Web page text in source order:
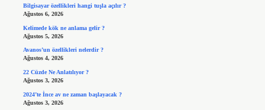
Bilgisayar özellikleri hangi tuşla açılır ?
Ağustos 6, 2026
Kelimede kök ne anlama gelir ?
Ağustos 5, 2026
Avanos’un özellikleri nelerdir ?
Ağustos 4, 2026
22 Cüzde Ne Anlatılıyor ?
Ağustos 3, 2026
2024’te İnce av ne zaman başlayacak ?
Ağustos 3, 2026